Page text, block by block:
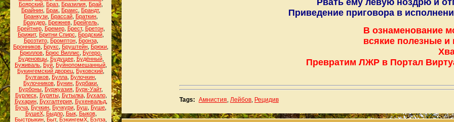
Боярский Браз Бразилия Брай
Брайнин Брак Брамс Брандт,
Бранкузи Брассай Браткин
Браудер, Брежнев, Брейгель,
Брейтнер, Бремер, Брест, Бретон,
Брижит, Бритни Спирс Бродский
Брозтито, Бромптон, Бронза,
Бронников Брукс Бруштейн Брюки
Брюллов Брюс Виллис Бугеро
Буденовцы, Будущее, Будённый,
Буживаль Буй Буйнопомешанный
Букингемский дворец Буковский
Булгаков Булла Булочкин
Булочников Бунин Бурбаки
Бурбоны Буржуазия Бурк-Уайт,
Бурлеск, Буряты, Бутылка, Бухало,
Бухарин, Бухгалтерия, Бухенвальд,
Буча Бучкин Бучкури Буш Буше
БушеХ, Быдло, Бык, Быков,
Быстрыкин Быт, БэкингемХ Бэлза
Рвать ему левую ноздрю и
Приведение приговора в
В ознаменование
всякие полезные и
Превратим ЛЖР в Портал
Tags: Амнистия, Лейбов, Рецидив